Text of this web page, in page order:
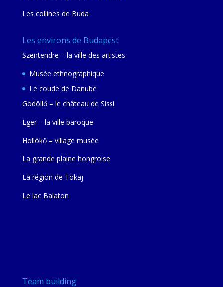
Les collines de Buda
Les environs de Budapest
Szentendre – la ville des artistes
Musée ethnographique
Le coude de Danube
Gödöllő – le château de Sissi
Eger – la ville baroque
Hollókő – village musée
La grande plaine hongroise
La région de Tokaj
Le lac Balaton
Team building